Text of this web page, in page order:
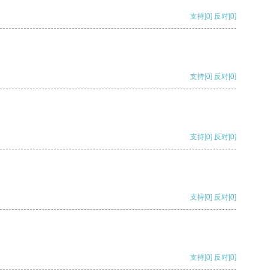
支持[0] 反对[0]
支持[0] 反对[0]
支持[0] 反对[0]
支持[0] 反对[0]
支持[0] 反对[0]